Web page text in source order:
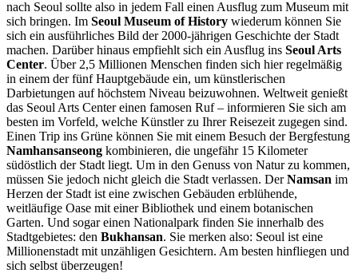
nach Seoul sollte also in jedem Fall einen Ausflug zum Museum mit
sich bringen. Im Seoul Museum of History wiederum können Sie
sich ein ausführliches Bild der 2000-jährigen Geschichte der Stadt
machen. Darüber hinaus empfiehlt sich ein Ausflug ins Seoul Arts
Center. Über 2,5 Millionen Menschen finden sich hier regelmäßig
in einem der fünf Hauptgebäude ein, um künstlerischen
Darbietungen auf höchstem Niveau beizuwohnen. Weltweit genießt
das Seoul Arts Center einen famosen Ruf – informieren Sie sich am
besten im Vorfeld, welche Künstler zu Ihrer Reisezeit zugegen sind.
Einen Trip ins Grüne können Sie mit einem Besuch der Bergfestung
Namhansanseong kombinieren, die ungefähr 15 Kilometer
südöstlich der Stadt liegt. Um in den Genuss von Natur zu kommen,
müssen Sie jedoch nicht gleich die Stadt verlassen. DerNamsan im
Herzen der Stadt ist eine zwischen Gebäuden erblühende,
weitläufige Oase mit einer Bibliothek und einem botanischen
Garten. Und sogar einen Nationalpark finden Sie innerhalb des
Stadtgebietes: den Bukhansan. Sie merken also: Seoul ist eine
Millionenstadt mit unzähligen Gesichtern. Am besten hinfliegen und
sich selbst überzeugen!